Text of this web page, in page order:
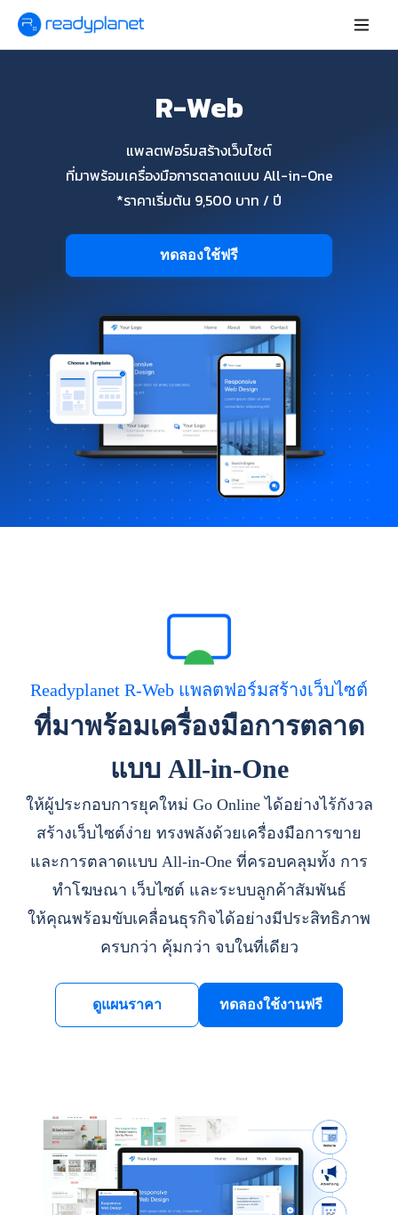
R-Web
แพลตฟอร์มสร้างเว็บไซต์
ที่มาพร้อมเครื่องมือการตลาดแบบ All-in-One
*ราคาเริ่มต้น 9,500 บาท / ปี
ทดลองใช้ฟรี
Readyplanet R-Web แพลตฟอร์มสร้างเว็บไซต์
ที่มาพร้อมเครื่องมือการตลาด
แบบ All-in-One
ให้ผู้ประกอบการยุคใหม่ Go Online ได้อย่างไร้กังวล
สร้างเว็บไซต์ง่าย ทรงพลังด้วยเครื่องมือการขาย
และการตลาดแบบ All-in-One ที่ครอบคลุมทั้ง การ
ทำโฆษณา เว็บไซต์ และระบบลูกค้าสัมพันธ์
ให้คุณพร้อมขับเคลื่อนธุรกิจได้อย่างมีประสิทธิภาพ
ครบกว่า คุ้มกว่า จบในที่เดียว
ดูแผนราคา ทดลองใช้งานฟรี